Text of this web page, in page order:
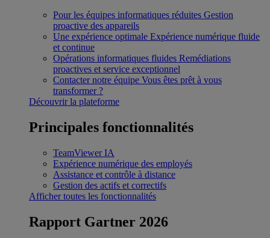
Pour les équipes informatiques réduites Gestion
proactive des appareils
Une expérience optimale Expérience numérique fluide
et continue
Opérations informatiques fluides Remédiations
proactives et service exceptionnel
Contacter notre équipe Vous êtes prêt à vous
transformer ?
Découvrir la plateforme
Principales fonctionnalités
TeamViewer IA
Expérience numérique des employés
Assistance et contrôle à distance
Gestion des actifs et correctifs
Afficher toutes les fonctionnalités
Rapport Gartner 2026